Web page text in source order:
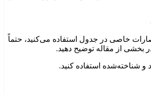
خاصی در جدول استفاده می‌کنید، حتماً
در بخشی از مقاله توضیح دهید.
و شناخته‌شده استفاده کنید.